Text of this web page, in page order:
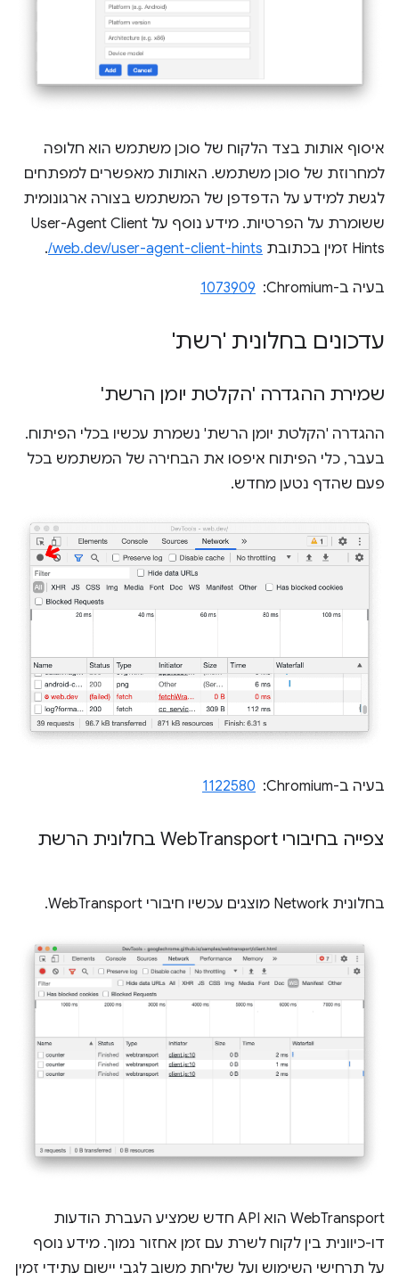
איסוף אותות בצד הלקוח של סוכן משתמש הוא חלופה
למחרוזת של סוכן משתמש. האותות מאפשרים למפתחים
לגשת למידע על הדפדפן של המשתמש בצורה ארגונומית
ששומרת על הפרטיות. מידע נוסף על User-Agent Client
Hints זמין בכתובת
web.dev/user-agent-client-hints/
.
בעיה ב-Chromium: ‏ 1073909
עדכונים בחלונית 'רשת'
שמירת ההגדרה 'הקלטת יומן הרשת'
ההגדרה 'הקלטת יומן הרשת' נשמרת עכשיו בכלי הפיתוח.
בעבר, כלי הפיתוח איפסו את הבחירה של המשתמש בכל
פעם שהדף נטען מחדש.
בעיה ב-Chromium: ‏ 1122580
צפייה בחיבורי Web Transport בחלונית הרשת
בחלונית Network מוצגים עכשיו חיבורי WebTransport.
‫WebTransport הוא API חדש שמציע העברת הודעות
דו-כיוונית בין לקוח לשרת עם זמן אחזור נמוך. מידע נוסף
על תרחישי השימוש ועל שליחת משוב לגבי יישום עתידי זמין